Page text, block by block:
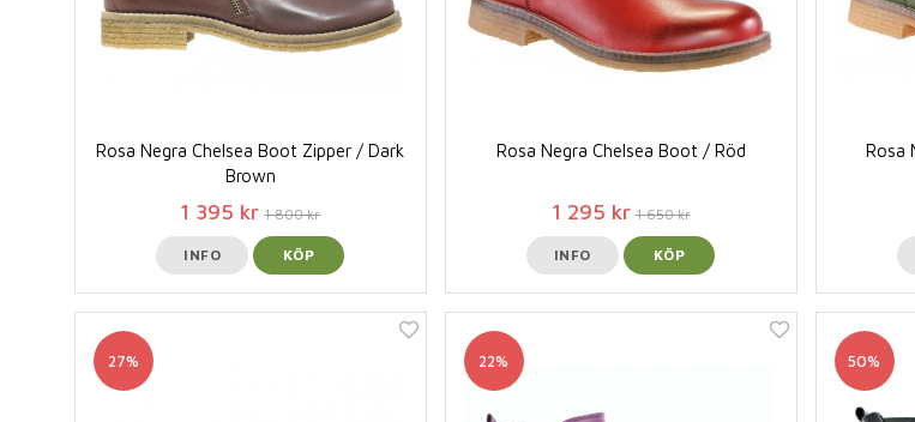
Rosa Negra Chelsea Boot Zipper / Dark
Brown
1 395 kr 1 800 kr
INFO KÖP
Rosa Negra Chelsea Boot / Röd
1 295 kr 1 650 kr
INFO KÖP
Rosa
27% 22% 50%